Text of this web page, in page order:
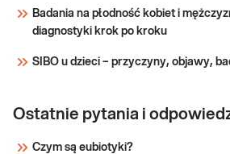
Badania na płodność kobiet i
diagnostyki krok po kroku
SIBO u dzieci – przyczyny, objawy,
Ostatnie pytania i
Czym są eubiotyki?